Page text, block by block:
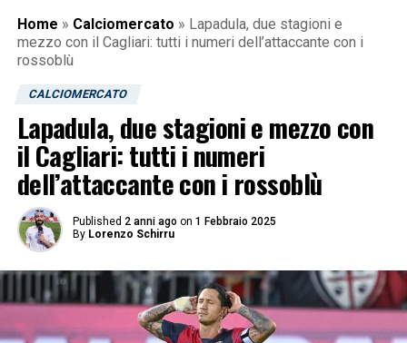
Home » Calciomercato » Lapadula, due stagioni e
mezzo con il Cagliari: tutti i numeri dell’attaccante con i
rossoblù
CALCIOMERCATO
Lapadula, due stagioni e mezzo con
il Cagliari: tutti i numeri
dell’attaccante con i rossoblù
Published 2 anni ago on 1 Febbraio 2025
By Lorenzo Schirru